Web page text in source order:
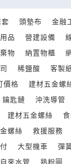
接童裝庫存-盤貨？
400多件，主要是
，我再傳款式、尺
頭墊布
金融
品 營建設備
物 納置物櫃
稀鹽酸
客製
價格 建材五金螺
鑰匙鏈
沖洗導管
建材五金螺絲
螺絲 救援服務
大型機車
彈
來水管 熟粉圓